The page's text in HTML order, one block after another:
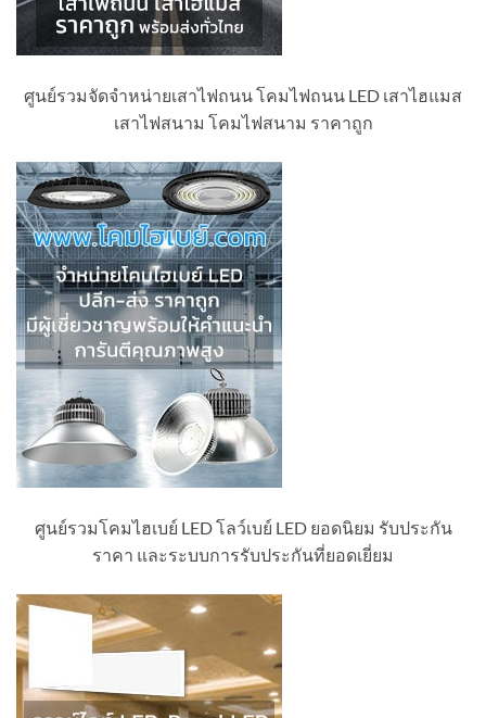
ศูนย์รวมจัดจำหน่ายเสาไฟถนน โคมไฟถนน LED เสาไฮแมส
เสาไฟสนาม โคมไฟสนาม ราคาถูก
ศูนย์รวมโคมไฮเบย์ LED โลว์เบย์ LED ยอดนิยม รับประกัน
ราคา และระบบการรับประกันที่ยอดเยี่ยม